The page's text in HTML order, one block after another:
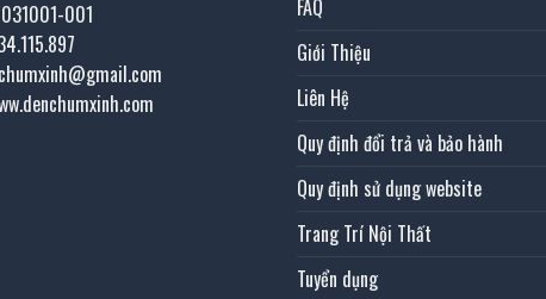
001
FAQ
Giới Thiệu
Liên Hệ
Quy định đổi trả và bảo hành
Quy định sử dụng website
Trang Trí Nội Thất
Tuyển dụng